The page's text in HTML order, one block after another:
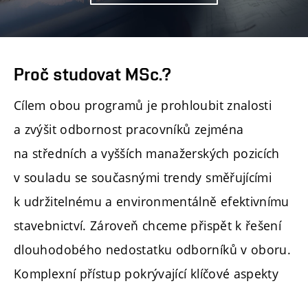
Proč studovat MSc.?
Cílem obou programů je prohloubit znalosti
a zvýšit odbornost pracovníků zejména
na středních a vyšších manažerských pozicích
v souladu se současnými trendy směřujícími
k udržitelnému a environmentálně efektivnímu
stavebnictví. Zároveň chceme přispět k řešení
dlouhodobého nedostatku odborníků v oboru.
Komplexní přístup pokrývající klíčové aspekty